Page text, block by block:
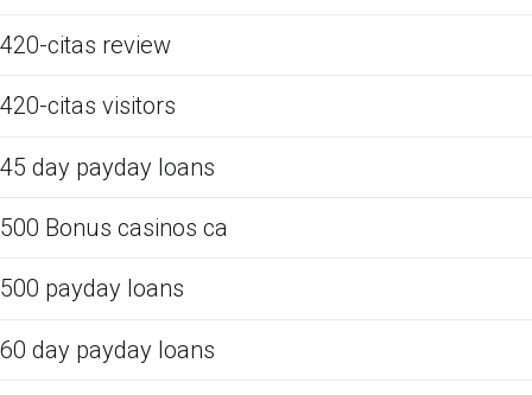
420-citas review
420-citas visitors
45 day payday loans
500 Bonus casinos ca
500 payday loans
60 day payday loans